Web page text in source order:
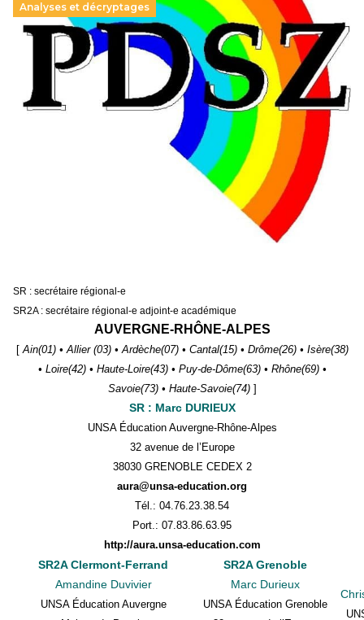
Analyses et décryptages
Hongrie : du changement pour les politiques
éducatives, aussi !
25 juin 2026
En Hongrie, le conservateur Peter Magyar et son parti
Tisza "Respect et liberté" ont remporté une large victoire,
contre le premier ministre sortant, Viktor Orban,…
SR : secrétaire régional-e
SR2A : secrétaire régional-e adjoint-e académique
AUVERGNE-RHÔNE-ALPES
[Ain(01) • Allier (03) • Ardèche(07) • Cantal(15) • Drôme(26) • Isère(38)
• Loire(42) • Haute-Loire(43) • Puy-de-Dôme(63) • Rhône(69) •
Savoie(73) • Haute-Savoie(74)]
SR : Marc DURIEUX
UNSA Éducation Auvergne-Rhône-Alpes
32 avenue de l’Europe
38030 GRENOBLE CEDEX 2
aura@unsa-education.org
Tél.: 04.76.23.38.54
Port.: 07.83.86.63.95
http://aura.unsa-education.com
SR2A Clermont-Ferrand
Amandine Duvivier
UNSA Éducation Auvergne
SR2A Grenoble
Marc Durieux
UNSA Éducation Grenoble